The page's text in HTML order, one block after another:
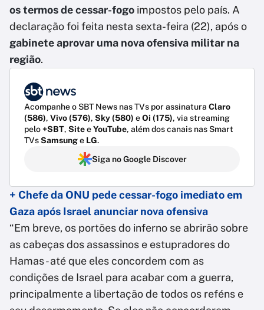
os termos de cessar-fogo impostos pelo país. A
declaração foi feita nesta sexta-feira (22), após o
gabinete aprovar uma nova ofensiva militar na
região.
Acompanhe o SBT News nas TVs por assinatura Claro
(586), Vivo (576), Sky (580) eOi (175), via streaming
pelo+SBT, SiteeYouTube, além dos canais nas Smart
TVsSamsunge LG.
Siga no Google Discover
+ Chefe da ONU pede cessar-fogo imediato em
Gaza após Israel anunciar nova ofensiva
“Em breve, os portões do inferno se abrirão sobre
as cabeças dos assassinos e estupradores do
Hamas - até que eles concordem com as
condições de Israel para acabar com a guerra,
principalmente a libertação de todos os reféns e